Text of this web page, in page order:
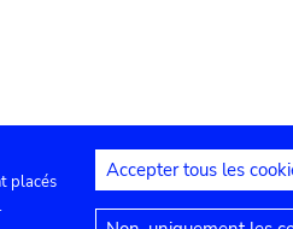
de confidentialité Mentions
placés
Accepter tous les